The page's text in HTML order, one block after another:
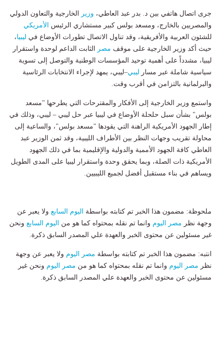
جرى اتصال هاتفي بين د. بدر عبد العاطي، وزير
الخارجية والتعاون الدولي
والمصريين بالخارج، ومسعد بولس كبير مستشاري الرئيس
الأمريكي
للشئون العربية والأفريقية، وقد تناول الاتصال تطورات الأوضاع في ليبيا،
حيث أكد وزير الخارجية على موقف مصر
الثابت الداعم لوحدة واستقرار
ليبيا، مشدداً على أهمية توحيد المؤسسات الوطنية والتوصل إلى تسوية
سياسية شاملة عبر مسار ليبي–ليبي، يمهد لإجراء الانتخابات الرئاسية
والبرلمانية بالتزامن في أقرب وقت.
واستمع وزير الخارجية إلى الأفكار والمقترحات التي يطرحها "مسعد
بولس" بشأن سبل حلحلة الأوضاع في ليبيا عبر حل ليبي – ليبي، وذلك في
إطار الجهود الأمريكية الراهنة التي يقودها "مسعد بولس"، والساعية إلى
محاولة تقريب وجهات النظر بين الأطراف الليبية، وقد ثمن الوزير عبد
العاطي كافة الجهود الأممية والدولية والإقليمية بما في ذلك الجهود
الأمريكية ذات الصلة، وبما يحقق وحدة واستقرار ليبيا على المدى الطويل
ويساهم في بناء مستقبل أفضل لجميع الليبيين.
ملحوظة: مضمون هذا الخبر تم كتابته بواسطة اليوم السابع ولا يعبر عن
وجهة نظر مصر اليوم وانما تم نقله بمحتواه كما هو من اليوم السابع ونحن
غير مسئولين عن محتوى الخبر والعهدة علي المصدر السابق ذكرة.
انتبه: مضمون هذا الخبر تم كتابته بواسطة مصر اليوم ولا يعبر عن وجهة
نظر مصر اليوم وانما تم نقله بمحتواه كما هو من مصر اليوم ونحن غير
مسئولين عن محتوى الخبر والعهدة علي المصدر السابق ذكرة.